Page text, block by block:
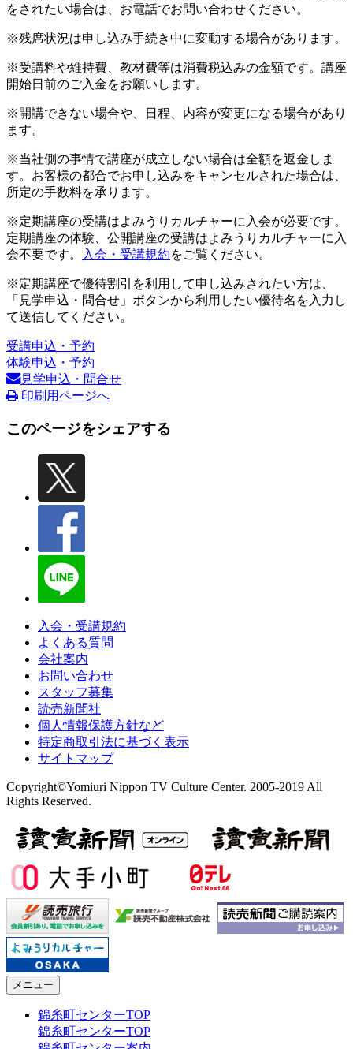
をされたい場合は、お電話でお問い合わせください。
※残席状況は申し込み手続き中に変動する場合があります。
※受講料や維持費、教材費等は消費税込みの金額です。講座
開始日前のご入金をお願いします。
※開講できない場合や、日程、内容が変更になる場合があり
ます。
※当社側の事情で講座が成立しない場合は全額を返金しま
す。お客様の都合でお申し込みをキャンセルされた場合は、
所定の手数料を承ります。
※定期講座の受講はよみうりカルチャーに入会が必要です。
定期講座の体験、公開講座の受講はよみうりカルチャーに入
会不要です。
入会・受講規約をご覧ください。
※定期講座で優待割引を利用して申し込みされたい方は、
「見学申込・問合せ」ボタンから利用したい優待名を入力し
て送信してください。
受講申込・予約
体験申込・予約
見学申込・問合せ
印刷用ページへ
このページをシェアする
入会・受講規約
よくある質問
会社案内
お問い合わせ
スタッフ募集
読売新聞社
個人情報保護方針など
特定商取引法に基づく表示
サイトマップ
Copyright©Yomiuri Nippon TV Culture Center. 2005-2019 All
Rights Reserved.
メニュー
錦糸町センターTOP
錦糸町センターTOP